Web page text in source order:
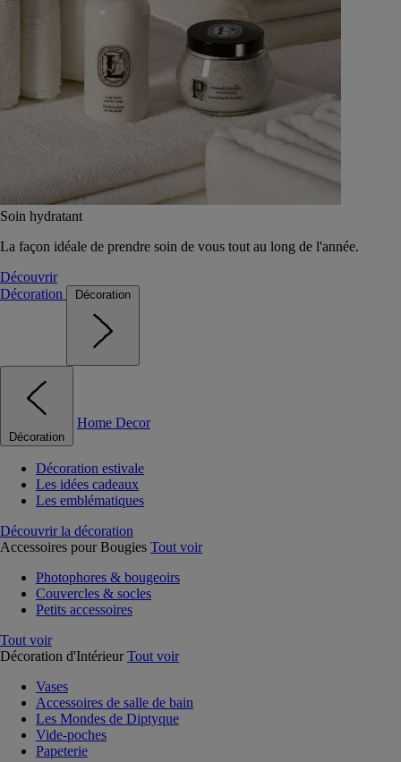
Soin hydratant
La façon idéale de prendre soin de vous tout au long de l'année.
Découvrir
Décoration
Décoration
Décoration
Home Decor
Décoration estivale
Les idées cadeaux
Les emblématiques
Découvrir la décoration
Accessoires pour Bougies Tout voir
Photophores & bougeoirs
Couvercles & socles
Petits accessoires
Tout voir
Décoration d'Intérieur Tout voir
Vases
Accessoires de salle de bain
Les Mondes de Diptyque
Vide-poches
Papeterie